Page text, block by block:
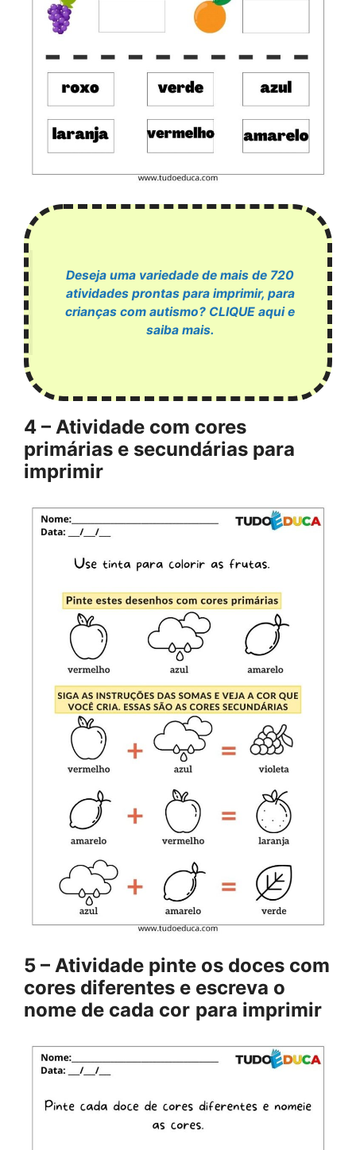
Deseja uma variedade de mais de 720
atividades prontas para imprimir, para
crianças com autismo? CLIQUE aqui e
saiba mais.
4 – Atividade com cores
primárias e secundárias para
imprimir
5 – Atividade pinte os doces com
cores diferentes e escreva o
nome de cada cor para imprimir